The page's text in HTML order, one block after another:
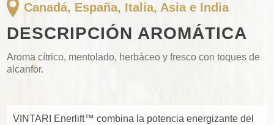
Canadá, España, Italia, Asia e India
DESCRIPCIÓN AROMÁTICA
Aroma cítrico, mentolado, herbáceo y fresco con toques de
alcanfor.
VINTARI Enerlift™ combina la potencia energizante del